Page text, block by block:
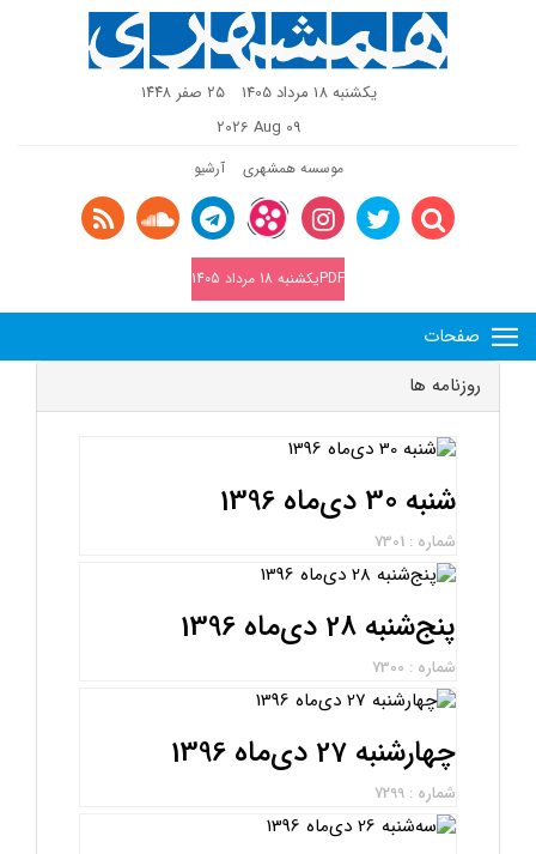
یکشنبه 18 مرداد 1405
٢٥ صفر ١٤٤٨
2026 Aug 09
موسسه همشهری آرشیو
PDFیکشنبه 18 مرداد 1405
صفحات
روزنامه ها
شنبه 30 دی‌ماه 1396
شماره : 7301
پنج‌شنبه 28 دی‌ماه 1396
شماره : 7300
چهارشنبه 27 دی‌ماه 1396
شماره : 7299